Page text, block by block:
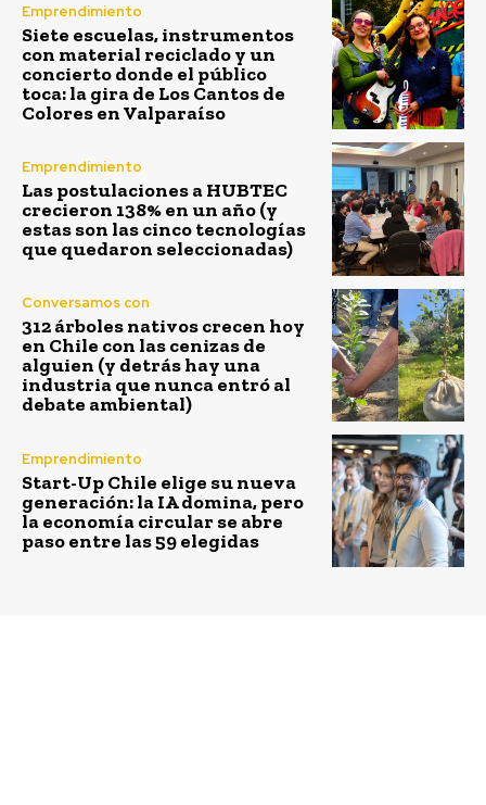
Emprendimiento
Siete escuelas, instrumentos
con material reciclado y un
concierto donde el público
toca: la gira de Los Cantos de
Colores en Valparaíso
Emprendimiento
Las postulaciones a HUBTEC
crecieron 138% en un año (y
estas son las cinco tecnologías
que quedaron seleccionadas)
Conversamos con
312 árboles nativos crecen hoy
en Chile con las cenizas de
alguien (y detrás hay una
industria que nunca entró al
debate ambiental)
Emprendimiento
Start-Up Chile elige su nueva
generación: la IA domina, pero
la economía circular se abre
paso entre las 59 elegidas